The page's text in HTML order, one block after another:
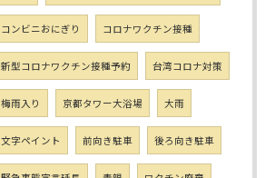
コンビニおにぎり コロナワクチン接種
新型コロナワクチン接種予約 台湾コロナ対策
梅雨入り 京都タワー大浴場 大雨
文字ペイント 前向き駐車 後ろ向き駐車